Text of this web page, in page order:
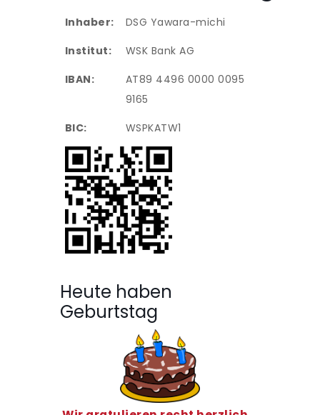
Inhaber:
DSG Yawara-michi
Institut:
WSK Bank AG
IBAN:
AT89 4496 0000 0095
9165
BIC:
WSPKATW1
Heute haben
Geburtstag